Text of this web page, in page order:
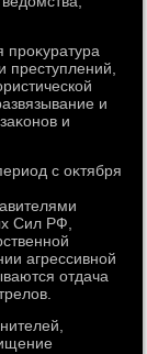
и
и
с оκтября
Сил РФ,
агрессивной
отдача